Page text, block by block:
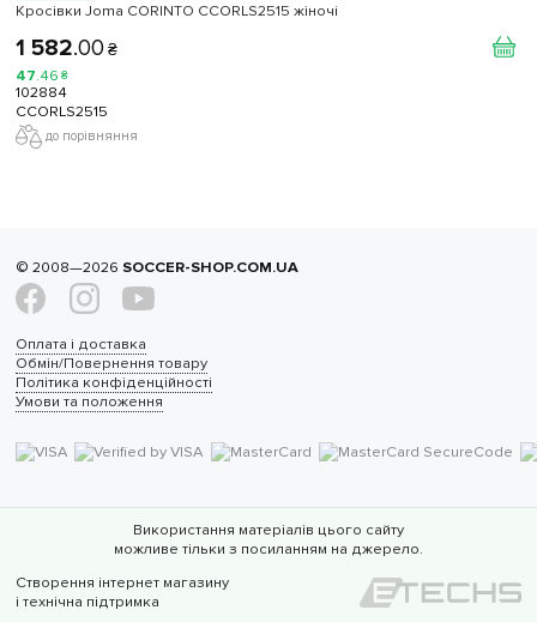
Кросівки Joma CORINTO CCORLS2515 жіночі
1 582.00 ₴
47.46 ₴
102884
CCORLS2515
до порівняння
© 2008—2026 SOCCER-SHOP.COM.UA
Оплата і доставка
Обмін/Повернення товару
Політика конфіденційності
Умови та положення
Використання матеріалів цього сайту
можливе тільки з посиланням на джерело.
Створення інтернет магазину
і технічна підтримка